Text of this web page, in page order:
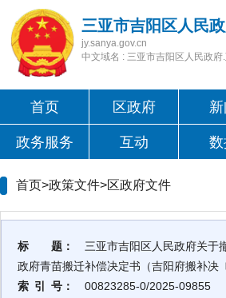
三亚市吉阳区人民
jy.sanya.gov.cn
中文域名 : 三亚市吉阳区人民政府
首页 区政府
政务服务 互动
首页>政策文件>区政府文件
标 题：
三亚市吉阳区人民政府关于
政府青苗搬迁补偿决定书（吉阳府搬补决
索 引 号：
00823285-0/2025-09855